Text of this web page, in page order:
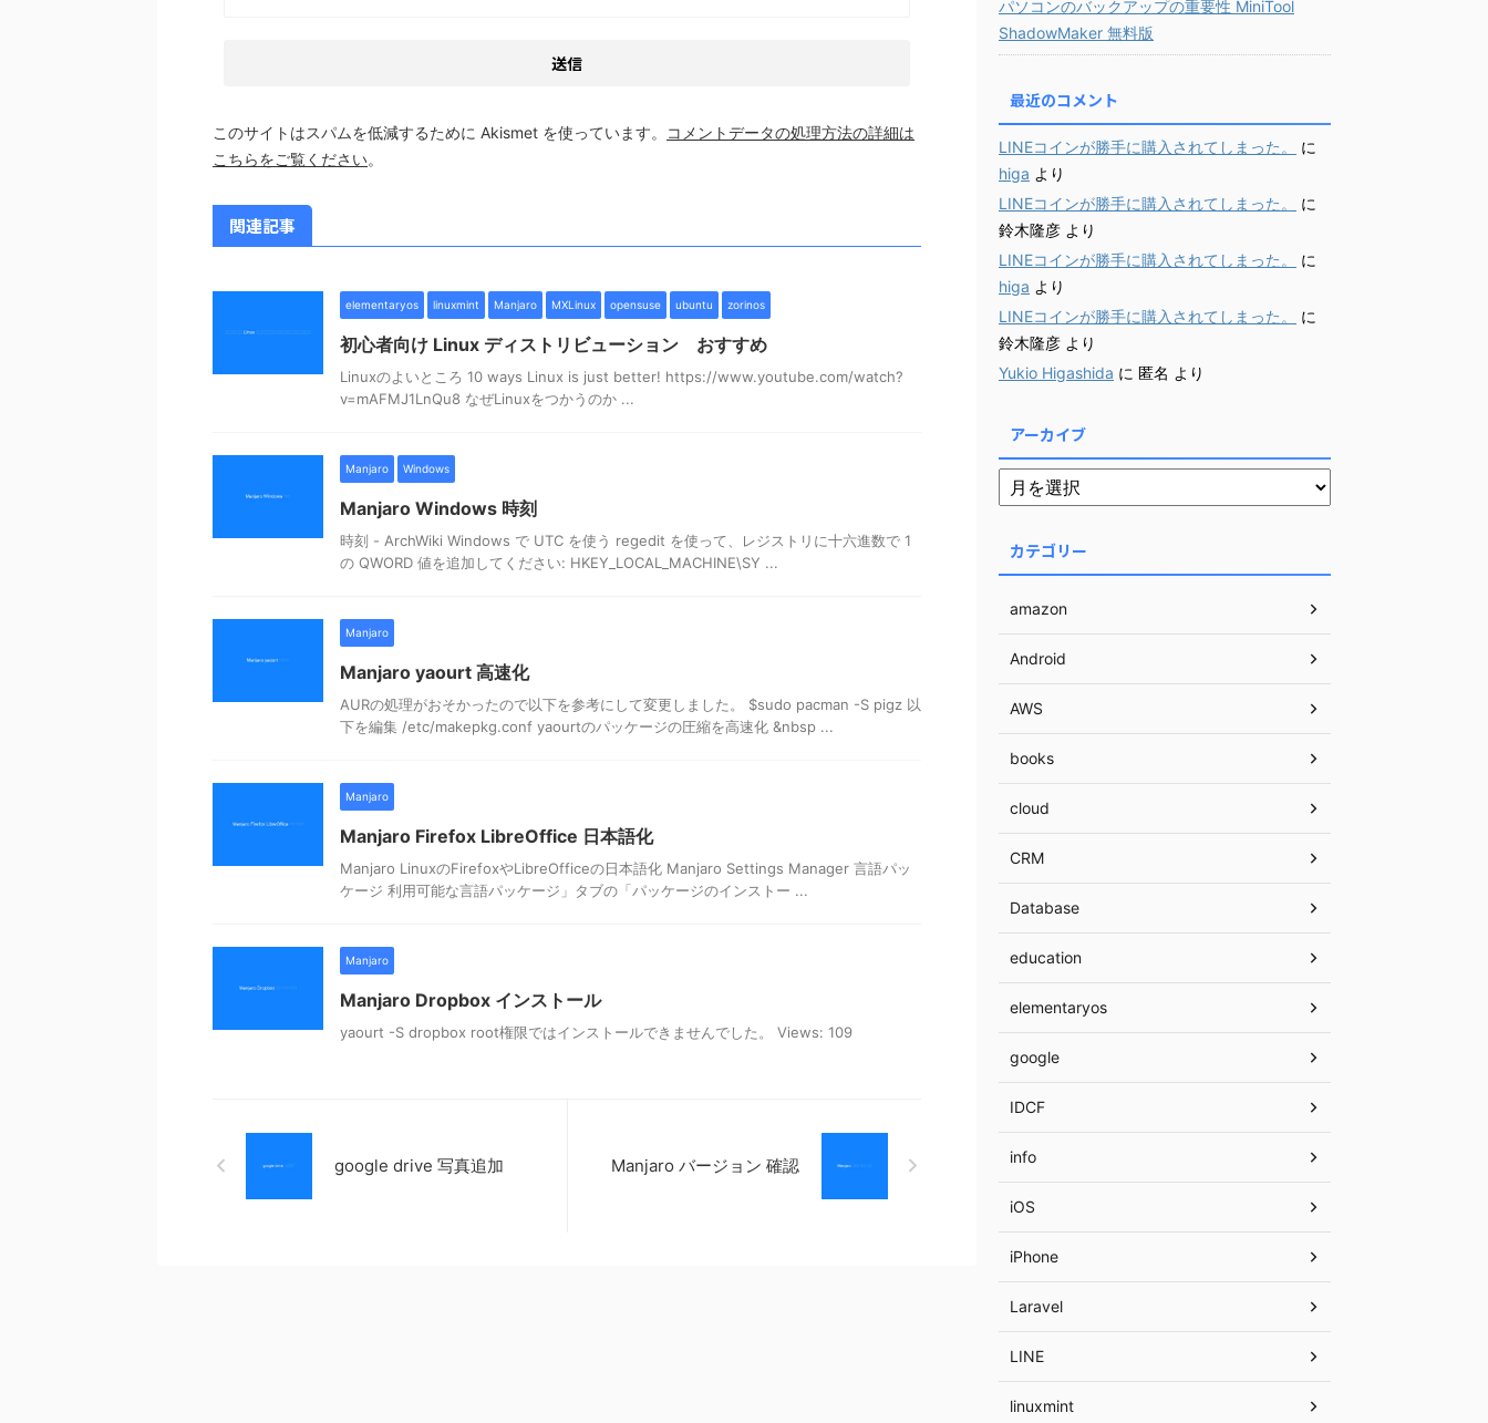
このサイトはスパムを低減するために Akismet を使っています。
コメントデータの処理方法の詳細は
こちらをご覧ください。
関連記事
elementaryos linuxmint Manjaro MXLinux opensuse ubuntu zorinos
初心者向け Linux ディストリビューション おすすめ
Linuxのよいところ 10 ways Linux is just better! https://www.youtube.com/watch?
v=mAFMJ1LnQu8 なぜLinuxをつかうのか ...
Manjaro Windows
Manjaro Windows 時刻
時刻 - ArchWiki Windows で UTC を使う regedit を使って、レジストリに十六進数で 1
の QWORD 値を追加してください: HKEY_LOCAL_MACHINE\SY ...
Manjaro
Manjaro yaourt 高速化
AURの処理がおそかったので以下を参考にして変更しました。 $sudo pacman -S pigz 以
下を編集 /etc/makepkg.conf yaourtのパッケージの圧縮を高速化 &nbsp ...
Manjaro
Manjaro Firefox LibreOffice 日本語化
Manjaro LinuxのFirefoxやLibreOfficeの日本語化 Manjaro Settings Manager 言語パッ
ケージ 利用可能な言語パッケージ」タブの「パッケージのインストー ...
Manjaro
Manjaro Dropbox インストール
yaourt -S dropbox root権限ではインストールできませんでした。 Views: 109
google drive 写真追加 Manjaro バージョン 確認
パソコンのバックアップの重要性 MiniTool
ShadowMaker 無料版
最近のコメント
LINEコインが勝手に購入されてしまった。
に
higa より
LINEコインが勝手に購入されてしまった。
に
鈴木隆彦 より
LINEコインが勝手に購入されてしまった。
に
higa より
LINEコインが勝手に購入されてしまった。
に
鈴木隆彦 より
Yukio Higashida に 匿名 より
アーカイブ
カテゴリー
amazon
Android
AWS
books
cloud
CRM
Database
education
elementaryos
google
IDCF
info
iOS
iPhone
Laravel
LINE
linuxmint